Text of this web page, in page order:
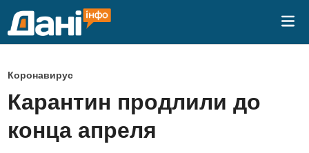
О
п
у
б
Коронавирус
Карантин продлили до
конца апреля